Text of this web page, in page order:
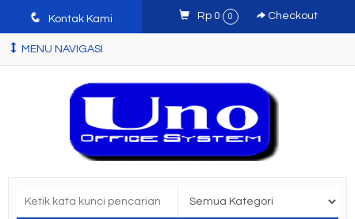
q Kontak Kami Rp 0 0 Checkout
MENU NAVIGASI